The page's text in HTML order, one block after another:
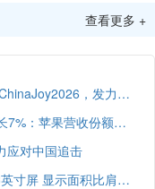
板，很有可能会被搭
载在今年下半年发布
折叠屏手机 iPhone F
old 上。
查看更多 +
TCL华星、天马、惠科、维信诺亮相ChinaJoy2026，发力显示器、游戏平板、潮玩等新品
2026年Q2全球手机市场营收同比增长7%：苹果营收份额达49%
应对中国追击
第二代阔折叠华为Pura X2首曝：6.3英寸屏 显示面积比肩iPhone Pro Max